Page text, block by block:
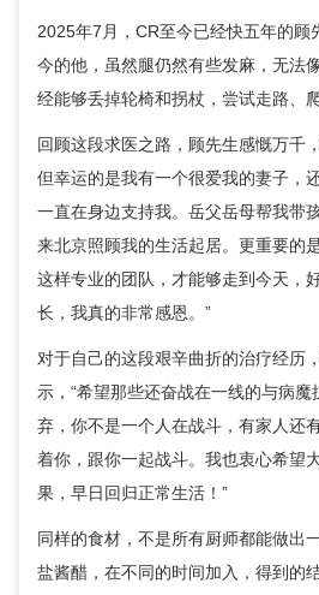
2025年7月，CR至今已经快五年的顾
今的他，虽然腿仍然有些发麻，无法
经能够丢掉轮椅和拐杖，尝试走路、
回顾这段求医之路，顾先生感慨万千
但幸运的是我有一个很爱我的妻子，
一直在身边支持我。岳父岳母帮我带
来北京照顾我的生活起居。更重要的
这样专业的团队，才能够走到今天，
长，我真的非常感恩。”
对于自己的这段艰辛曲折的治疗经历
示，“希望那些还奋战在一线的与病
弃，你不是一个人在战斗，有家人还
着你，跟你一起战斗。我也衷心希望
果，早日回归正常生活！”
同样的食材，不是所有厨师都能做出
盐酱醋，在不同的时间加入，得到的